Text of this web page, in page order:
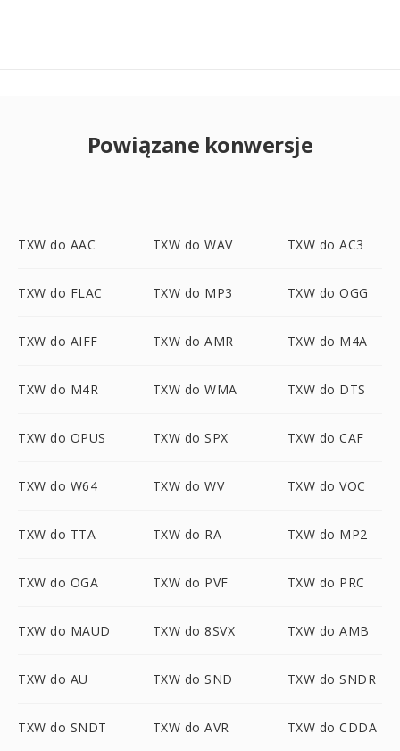
Powiązane konwersje
TXW do AAC TXW do WAV TXW do AC3
TXW do FLAC TXW do MP3 TXW do OGG
TXW do AIFF TXW do AMR TXW do M4A
TXW do M4R TXW do WMA TXW do DTS
TXW do OPUS TXW do SPX TXW do CAF
TXW do W64 TXW do WV TXW do VOC
TXW do TTA TXW do RA TXW do MP2
TXW do OGA TXW do PVF TXW do PRC
TXW do MAUD TXW do 8SVX TXW do AMB
TXW do AU TXW do SND TXW do SNDR
TXW do SNDT TXW do AVR TXW do CDDA